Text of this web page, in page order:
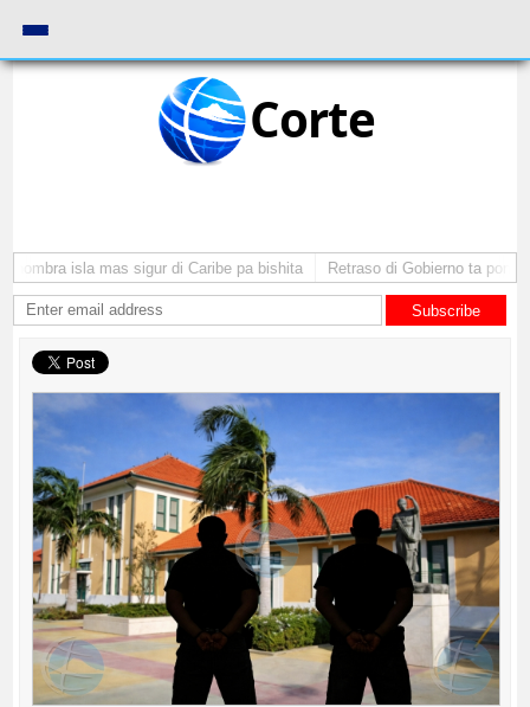
Corte
isla mas sigur di Caribe pa bishita Retraso di Gobierno ta pone
Subscribe